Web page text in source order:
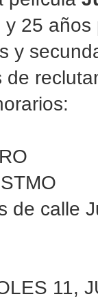
25
y
de calle
11,